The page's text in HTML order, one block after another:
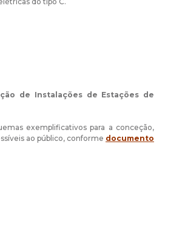
de Instalações de Estações de
exemplificativos para a conceção,
ao público, conforme documento